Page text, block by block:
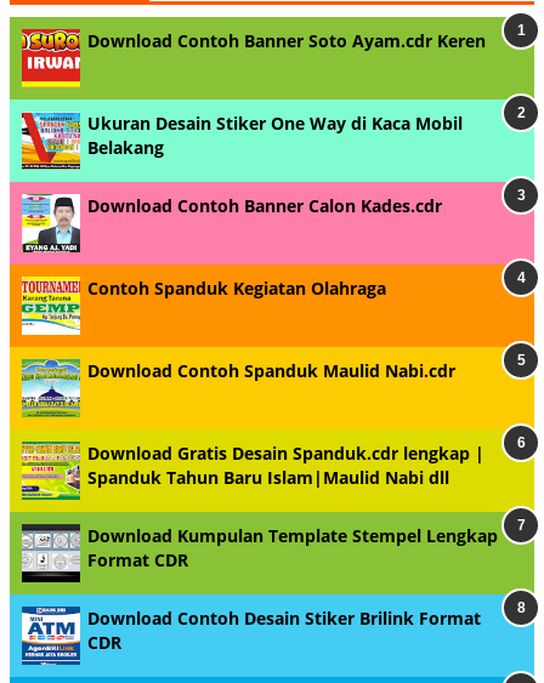
Download Contoh Banner Soto Ayam.cdr Keren
Ukuran Desain Stiker One Way di Kaca Mobil
Belakang
Download Contoh Banner Calon Kades.cdr
Contoh Spanduk Kegiatan Olahraga
Download Contoh Spanduk Maulid Nabi.cdr
Download Gratis Desain Spanduk.cdr lengkap |
Spanduk Tahun Baru Islam|Maulid Nabi dll
Download Kumpulan Template Stempel Lengkap
Format CDR
Download Contoh Desain Stiker Brilink Format
CDR